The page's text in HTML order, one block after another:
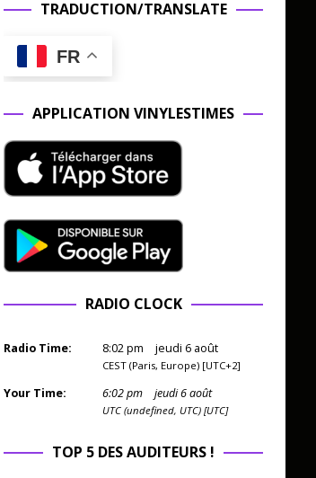
TRADUCTION/TRANSLATE
FR
APPLICATION VINYLESTIMES
RADIO CLOCK
Radio Time: 8:02pm jeudi 6 août
CEST (Paris, Europe) [UTC+2]
Your Time: 6:02pm jeudi 6 août
UTC (undefined, UTC) [UTC]
TOP 5 DES AUDITEURS !